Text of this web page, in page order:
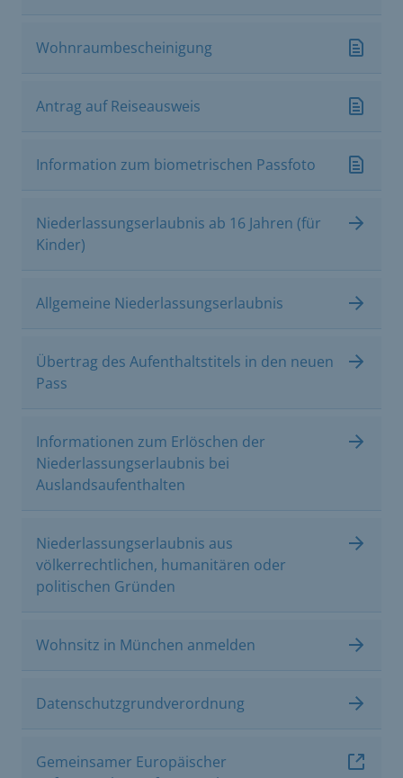
Wohnraumbescheinigung
Antrag auf Reiseausweis
Information zum biometrischen Passfoto
Niederlassungserlaubnis ab 16 Jahren (für
Kinder)
Allgemeine Niederlassungserlaubnis
Übertrag des Aufenthaltstitels in den neuen
Pass
Informationen zum Erlöschen der
Niederlassungserlaubnis bei
Auslandsaufenthalten
Niederlassungserlaubnis aus
völkerrechtlichen, humanitären oder
politischen Gründen
Wohnsitz in München anmelden
Datenschutzgrundverordnung
Gemeinsamer Europäischer